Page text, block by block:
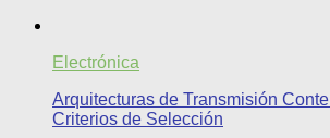
Electrónica
Arquitecturas de Transmisión
Criterios de Selección